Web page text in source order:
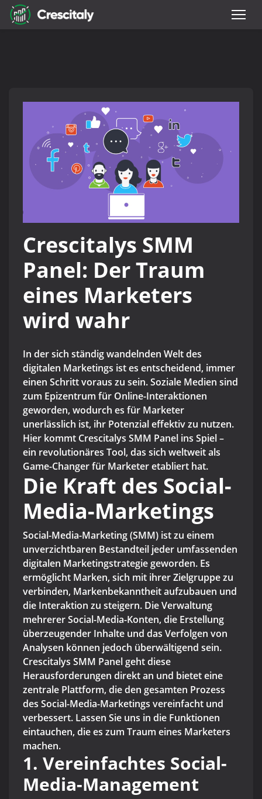
Crescitalys SMM
Panel: Der Traum
eines Marketers
wird wahr
In der sich ständig wandelnden Welt des
digitalen Marketings ist es entscheidend, immer
einen Schritt voraus zu sein. Soziale Medien sind
zum Epizentrum für Online-Interaktionen
geworden, wodurch es für Marketer
unerlässlich ist, ihr Potenzial effektiv zu nutzen.
Hier kommt Crescitalys SMM Panel ins Spiel –
ein revolutionäres Tool, das sich weltweit als
Game-Changer für Marketer etabliert hat.
Die Kraft des Social-
Media-Marketings
Social-Media-Marketing (SMM) ist zu einem
unverzichtbaren Bestandteil jeder umfassenden
digitalen Marketingstrategie geworden. Es
ermöglicht Marken, sich mit ihrer Zielgruppe zu
verbinden, Markenbekanntheit aufzubauen und
die Interaktion zu steigern. Die Verwaltung
mehrerer Social-Media-Konten, die Erstellung
überzeugender Inhalte und das Verfolgen von
Analysen können jedoch überwältigend sein.
Crescitalys SMM Panel geht diese
Herausforderungen direkt an und bietet eine
zentrale Plattform, die den gesamten Prozess
des Social-Media-Marketings vereinfacht und
verbessert. Lassen Sie uns in die Funktionen
eintauchen, die es zum Traum eines Marketers
machen.
1. Vereinfachtes Social-
Media-Management